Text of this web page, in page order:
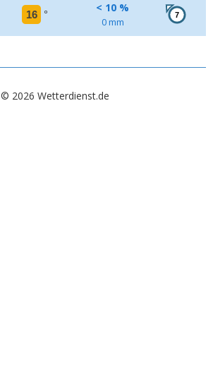
16 °
< 10 %
0 mm
7
© 2026 Wetterdienst.de